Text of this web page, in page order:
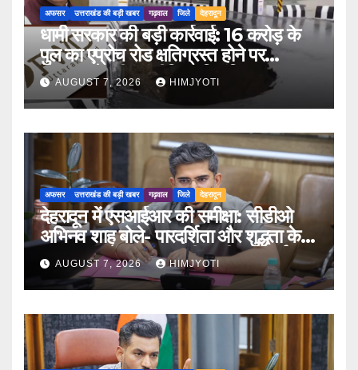
अफसर उत्तराखंड की बड़ी खबर गढ़वाल जिले देहरादून
धामी सरकार की बड़ी कार्रवाई: 16 करोड़ के
पुल का एप्रोच रोड क्षतिग्रस्त होने पर
PWD के तीन इंजीनियर निलंबित
AUGUST 7, 2026 HIMJYOTI
अफसर उत्तराखंड की बड़ी खबर गढ़वाल जिले देहरादून
देहरादून में एसआईआर की समीक्षा: सीडीओ
अभिनव शाह बोले- पारदर्शिता और शुद्धता के
साथ पूरा करें मतदाता सूची पुनरीक्षण कार्य
AUGUST 7, 2026 HIMJYOTI